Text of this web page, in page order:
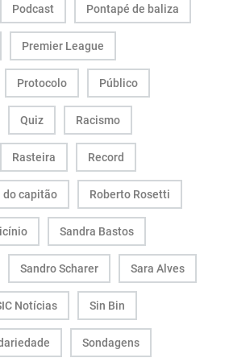
Podcast Pontapé de baliza
Premier League
Protocolo Público
Quiz Racismo
Rasteira Record
do capitão Roberto Rosetti
Sandra Bastos
Sandro Scharer Sara Alves
Notícias Sin Bin
Sondagens